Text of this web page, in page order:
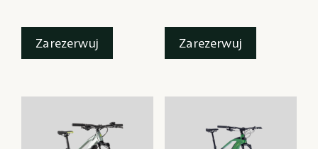
Zarezerwuj Zarezerwuj